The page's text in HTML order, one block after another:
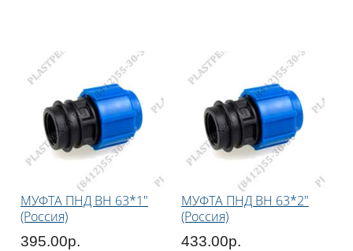
МУФТА ПНД ВН 63*1"
(Россия)
395.00р.
МУФТА ПНД ВН 63*2"
(Россия)
433.00р.